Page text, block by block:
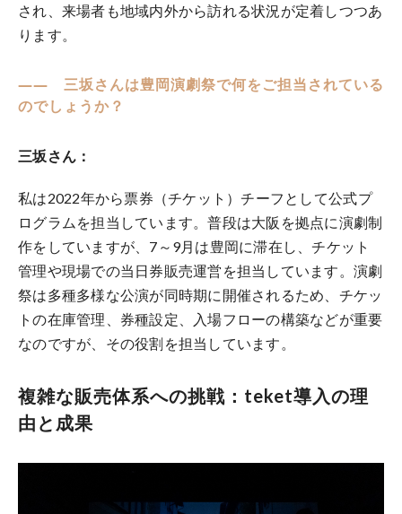
され、来場者も地域内外から訪れる状況が定着しつつあ
ります。
―― 三坂さんは豊岡演劇祭で何をご担当されている
のでしょうか？
三坂さん：
私は2022年から票券（チケット）チーフとして公式プ
ログラムを担当しています。普段は大阪を拠点に演劇制
作をしていますが、7～9月は豊岡に滞在し、チケット
管理や現場での当日券販売運営を担当しています。演劇
祭は多種多様な公演が同時期に開催されるため、チケッ
トの在庫管理、券種設定、入場フローの構築などが重要
なのですが、その役割を担当しています。
複雑な販売体系への挑戦：teket導入の理
由と成果